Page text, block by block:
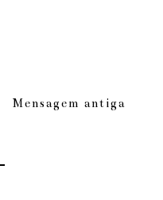
Mensagem antiga